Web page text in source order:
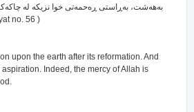
به‌هه‌شت، به‌ڕاستی ڕه‌حمه‌تی خوا نزیکه له
no. 56 )
upon the earth after its reformation. And
aspiration. Indeed, the mercy of Allah is